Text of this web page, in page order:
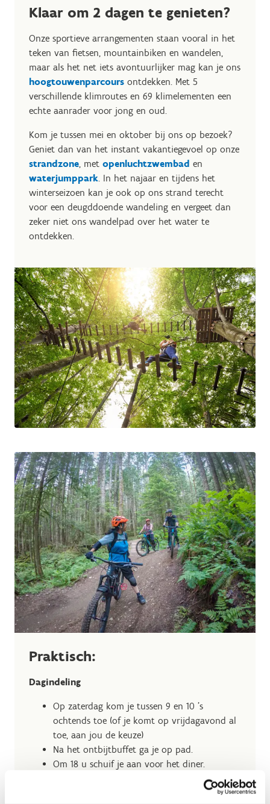
Klaar om 2 dagen te genieten?
Onze sportieve arrangementen staan vooral in het
teken van fietsen, mountainbiken en wandelen,
maar als het net iets avontuurlijker mag kan je ons
hoogtouwenparcours ontdekken. Met 5
verschillende klimroutes en 69 klimelementen een
echte aanrader voor jong en oud.
Kom je tussen mei en oktober bij ons op bezoek?
Geniet dan van het instant vakantiegevoel op onze
strandzone , met openluchtzwembad en
waterjumppark . In het najaar en tijdens het
winterseizoen kan je ook op ons strand terecht
voor een deugddoende wandeling en vergeet dan
zeker niet ons wandelpad over het water te
ontdekken.
Praktisch:
Dagindeling
Op zaterdag kom je tussen 9 en 10 's
ochtends toe (of je komt op vrijdagavond al
toe, aan jou de keuze)
Na het ontbijtbuffet ga je op pad.
Om 18 u schuif je aan voor het diner.
Zondagochtend trek je er na het ontbijt